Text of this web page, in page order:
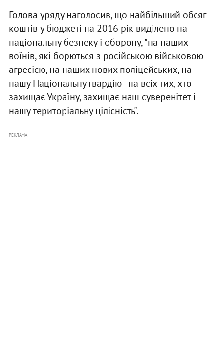
Голова уряду наголосив, що найбільший обсяг
коштів у бюджеті на 2016 рік виділено на
національну безпеку і оборону, "на наших
воїнів, які борються з російською військовою
агресією, на наших нових поліцейських, на
нашу Національну гвардію - на всіх тих, хто
захищає Україну, захищає наш суверенітет і
нашу територіальну цілісність".
РЕКЛАМА